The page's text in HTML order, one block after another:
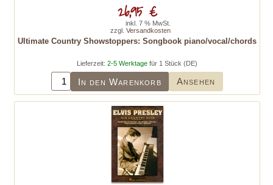
Ultimate Country Showstoppers: Songbook piano/vocal/chords
Lieferzeit: 2-5 Werktage für 1 Stück (DE)
In den Warenkorb Ansehen
26,95 €
inkl. 7 % MwSt.
zzgl. Versandkosten